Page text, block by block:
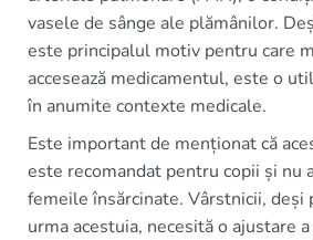
vasele de sânge ale plămânilor.
este principalul motiv pentru care
accesează medicamentul, este o
în anumite contexte medicale.
Este important de menționat că
este recomandat pentru copii și nu
femeile însărcinate. Vârstnicii, deși
urma acestuia, necesită o ajustare